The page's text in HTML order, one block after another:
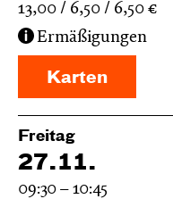
13,00
6,50 6,50 €
Ermäßigungen
Karten
Freitag
27.11.
09:30 – 10:45